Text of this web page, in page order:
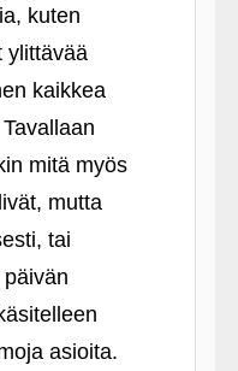
kuten
ylittävää
kaikkea
mitä myös
mutta
tai
asioita.